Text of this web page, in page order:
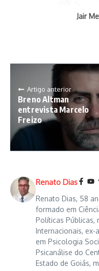
Jair
Artigo anterior
Breno Altman
entrevista Marcelo
Freizo
Renato Dias
Renato Dias, 58
formado em
Políticas Públicas,
Internacionais,
em Psicologia
Psicanálise do
Estado de Goiás,